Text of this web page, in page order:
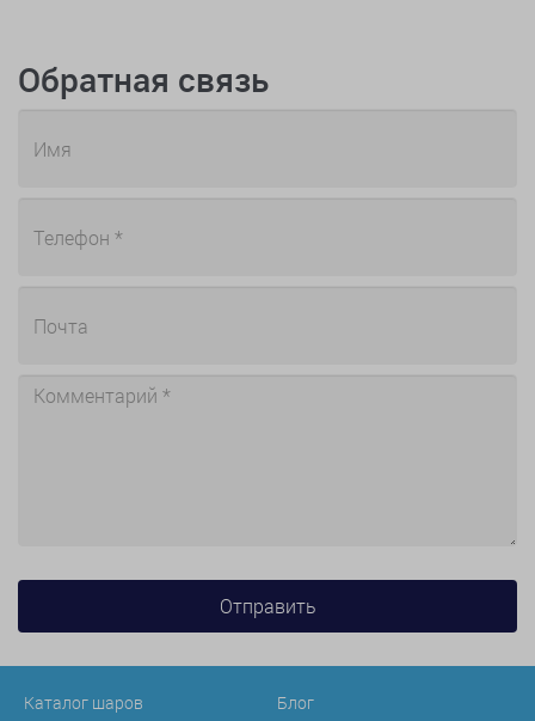
Обратная связь
Каталог шаров
Блог